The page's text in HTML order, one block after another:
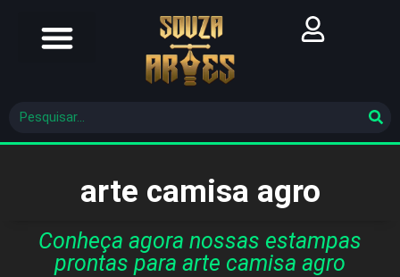
arte camisa agro
Conheça agora nossas estampas
prontas para arte camisa agro